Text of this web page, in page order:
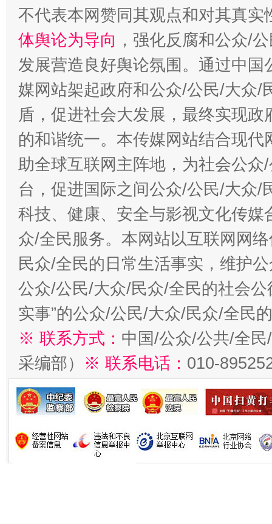
不代表本网赞同其观点和对其真实
体舆论为导向 ，强化反腐和公众/
发展营造良好舆论氛围。通过中
媒网站架起政府和公众/公民/大众/
盾，促进社会大发展，最终实现
的和谐统一。本传媒网站结合现
助全球互联网主阵地，为社会公
台，促进国际之间公众/公民/大众/
科技、健康、安全与影视文化传
众/全民服务。本网站以互联网网
民众/全民的日常生活事实，维护
公众/公民/大众/民众/全民的社会公
实事”的公众/公民/大众/民众/全民
※ 联系方式： 中国/公众/公共/全
采编部） ※ 联系电话： 010-